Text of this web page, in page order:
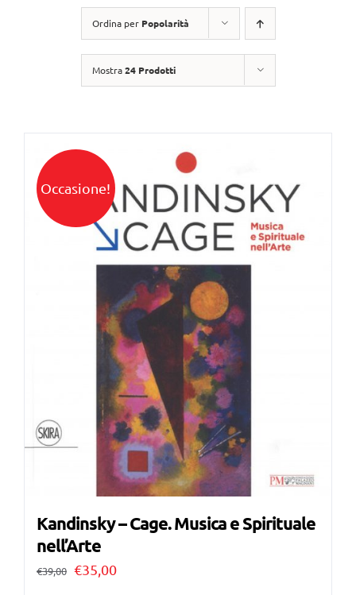
Ordina per Popolarità
Mostra24 Prodotti
Occasione!
Kandinsky – Cage. Musica e Spirituale
nell’Arte
€39,00 Il
€35,00Il